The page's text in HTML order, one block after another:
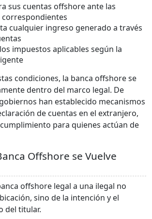
sus cuentas offshore ante las
cualquier ingreso generado a través
impuestos aplicables según la
condiciones, la banca offshore se
dentro del marco legal. De
han establecido mecanismos
de cuentas en el extranjero,
para quienes actúan de
Offshore se Vuelve
offshore legal a una ilegal no
sino de la intención y el
del titular.